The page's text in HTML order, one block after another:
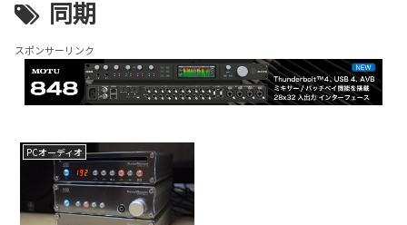
同期
スポンサーリンク
PCオーディオ